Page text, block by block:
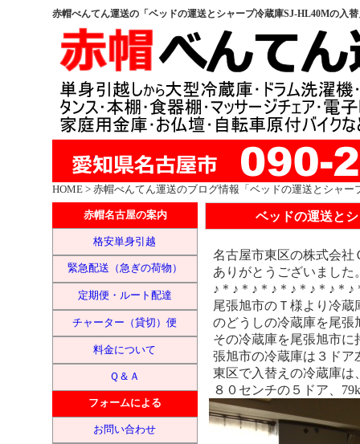
赤帽べんてん運送の「ベッドの運送とシャープ冷蔵庫SJ-HL40Mの入
HOME > 赤帽べんてん運送のブログ情報「ベッドの運送とシャー
赤帽名古屋の案内
格安単身引越
緊急配送（急ぎの荷物）
定期便・ルート配達
チャーター（貸切）便
料金について
Ｑ＆Ａ
フォームによる
お問い合わせ
ベッドの運送と
名古屋市東区の株式会社
ありがとうございました
♪＊♪＊♪＊♪＊♪＊♪＊♪＊
尾張旭市のＴ様より冷
のどうしの冷蔵庫を尾張
その冷蔵庫を尾張旭市
張旭市の冷蔵庫は３ドア
東区で入替えの冷蔵庫は
８０センチの５ドア、